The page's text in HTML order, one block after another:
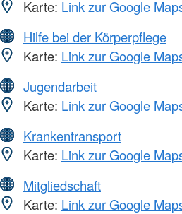
Karte: Link zur Google
Hilfe bei der Körperpflege
Karte: Link zur Google
Jugendarbeit
Karte: Link zur Google
Krankentransport
Karte: Link zur Google
Mitgliedschaft
Karte: Link zur Google